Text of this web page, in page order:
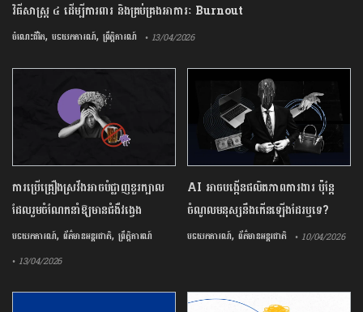
វិធីសាស្រ្ត ៤ ​ដើម្បី​ការពារ និងគ្រប់គ្រង​អាការៈ Burnout
ចំណេះជីវិត, បទយកការណ៍, ព្រឹត្តិការណ៍ • 13/04/2026
ការ​ប្រើគ្រឿង​ស្រវឹង​អាចបំផ្លាញ​ខួរក្បាល
ដែល​រួមចំណែក​នាំឱ្យ​មាន​ជំងឺ​វង្វេង
បទយកការណ៍, ព័ត៌មានអន្តរជាតិ,ព្រឹត្តិការណ៍
• 13/04/2026
AI អាចបង្កើនផលិតភាពការងារ ប៉ុន្តែ
ចំណូលមនុស្សនឹងកើនឡើងដែរឬទេ?
បទយកការណ៍, ព័ត៌មានអន្តរជាតិ • 10/04/2026